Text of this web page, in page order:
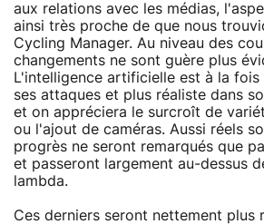
aux relations avec les médias,
ainsi très proche de que nous
Cycling Manager. Au niveau des
changements ne sont guère plus
L'intelligence artificielle est à la fois
ses attaques et plus réaliste dans
et on appréciera le surcroît de
ou l'ajout de caméras. Aussi réels
progrès ne seront remarqués que
et passeront largement au-dessus
lambda.
Ces derniers seront nettement plus